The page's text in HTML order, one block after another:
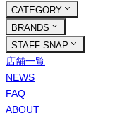
CATEGORY
BRANDS
STAFF SNAP
店舗一覧
NEWS
FAQ
ABOUT